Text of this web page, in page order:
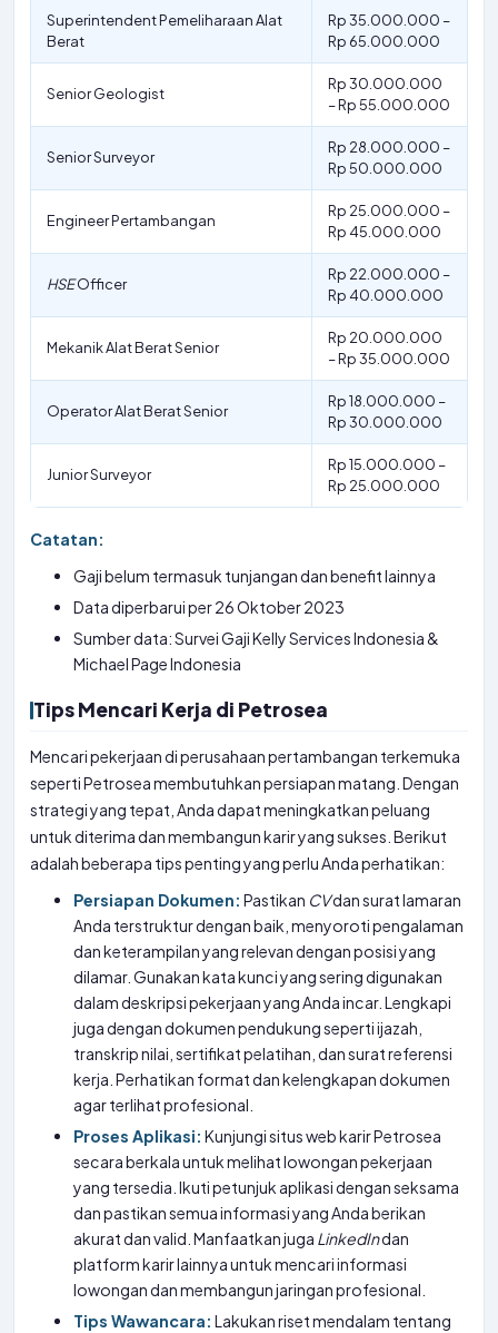
Superintendent Pemeliharaan Alat
Berat
Rp 35.000.000 –
Rp 65.000.000
Senior Geologist
Rp 30.000.000
– Rp 55.000.000
Senior Surveyor
Rp 28.000.000 –
Rp 50.000.000
Engineer Pertambangan
Rp 25.000.000 –
Rp 45.000.000
HSEOfficer
Rp 22.000.000 –
Rp 40.000.000
Mekanik Alat Berat Senior
Rp 20.000.000
– Rp 35.000.000
Operator Alat Berat Senior
Rp 18.000.000 –
Rp 30.000.000
Junior Surveyor
Rp 15.000.000 –
Rp 25.000.000
Catatan:
Gaji belum termasuk tunjangan dan benefit lainnya
Data diperbarui per 26 Oktober 2023
Sumber data: Survei Gaji Kelly Services Indonesia &
Michael Page Indonesia
Tips Mencari Kerja di Petrosea
Mencari pekerjaan di perusahaan pertambangan terkemuka
seperti Petrosea membutuhkan persiapan matang. Dengan
strategi yang tepat, Anda dapat meningkatkan peluang
untuk diterima dan membangun karir yang sukses. Berikut
adalah beberapa tips penting yang perlu Anda perhatikan:
Persiapan Dokumen: Pastikan CVdan surat lamaran
Anda terstruktur dengan baik, menyoroti pengalaman
dan keterampilan yang relevan dengan posisi yang
dilamar. Gunakan kata kunci yang sering digunakan
dalam deskripsi pekerjaan yang Anda incar. Lengkapi
juga dengan dokumen pendukung seperti ijazah,
transkrip nilai, sertifikat pelatihan, dan surat referensi
kerja. Perhatikan format dan kelengkapan dokumen
agar terlihat profesional.
Proses Aplikasi: Kunjungi situs web karir Petrosea
secara berkala untuk melihat lowongan pekerjaan
yang tersedia. Ikuti petunjuk aplikasi dengan seksama
dan pastikan semua informasi yang Anda berikan
akurat dan valid. Manfaatkan juga LinkedIndan
platform karir lainnya untuk mencari informasi
lowongan dan membangun jaringan profesional.
Tips Wawancara: Lakukan riset mendalam tentang